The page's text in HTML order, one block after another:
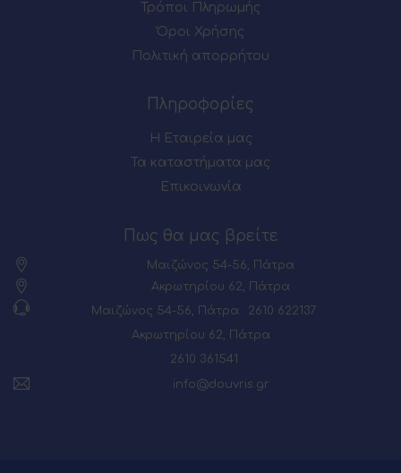
Τρόποι Πληρωμής
Όροι Χρήσης
Πολιτική απορρήτου
Πληροφορίες
Η Εταιρεία μας
Τα καταστήματα μας
Επικοινωνία
Πως θα μας βρείτε
Μαιζώνος 54-56, Πάτρα
Ακρωτηρίου 62, Πάτρα
Μαιζώνος 54-56, Πάτρα : 2610 622137
Ακρωτηρίου 62, Πάτρα :
2610 361541
info@douvris.gr